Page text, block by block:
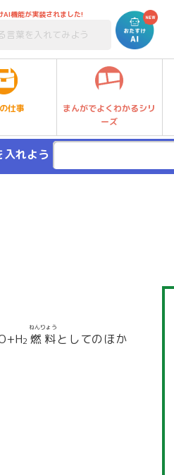
AI機能が実装されました!
仕事
まんがでよくわかるシリ
ーズ
れよう
2 燃料
ねんりょう
としてのほか